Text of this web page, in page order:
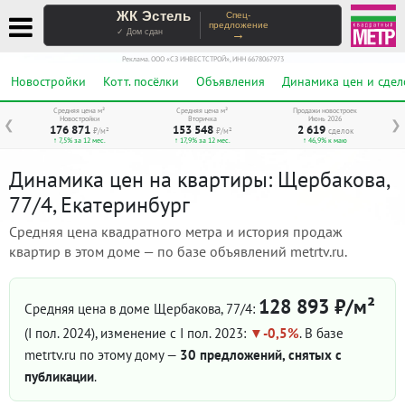
ЖК Эстель
✓ Дом сдан
Спец-
предложение
→
Реклама. ООО «СЗ ИНВЕСТСТРОЙ», ИНН 6678067973
Новостройки Котт. посёлки Объявления Динамика цен и
❮ ❯
Средняя цена м²
Новостройки
176 871 ₽/м²
↑ 7,5% за 12 мес.
Средняя цена м²
Вторичка
153 548 ₽/м²
↑ 17,9% за 12 мес.
Продажи новостроек
Июнь 2026
2 619 сделок
↑ 46,9% к маю
Динамика цен на квартиры: Щербакова,
77/4, Екатеринбург
Средняя цена квадратного метра и история продаж
квартир в этом доме — по базе объявлений metrtv.ru.
Средняя цена в доме Щербакова, 77/4: 128 893 ₽/м²
(I пол. 2024), изменение с I пол. 2023: -0,5%. В базе
metrtv.ru по этому дому — 30 предложений, снятых с
публикации.